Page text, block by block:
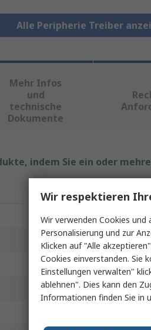
Alle Peripherie Treiber
Mehr Infos
und
technische
Dokumente
indem Sie ein oder
Eigenschaft
Marke
Produkt Typ
Gehäusegröße
Pinanzahl
Wir respektieren
Wir verwenden Cookies
Personalisierung und zur
Klicken auf "Alle
Cookies einverstanden. Sie
Einstellungen verwalten"
ablehnen". Dies kann den
Informationen finden Sie in